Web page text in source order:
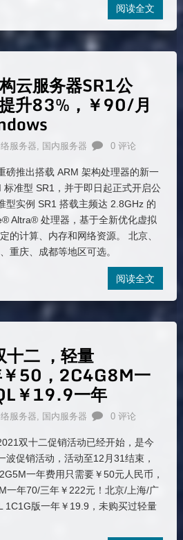
阅读全文
云服务器SR1公
升83%，￥90/月
服务器, 国内服务器 0 评论
磅推出搭载 ARM 架构处理器的新一
标准型 SR1，并于即日起正式开启公
型实例 SR1 搭载主频达 2.8GHz 的
Altra® 处理器，基于全新优化虚拟
的计算、内存和网络资源。 北京、
重庆、成都等地区可选。
阅读全文
二 ，轻量
50，2C4G8M一
￥19.9一年
服务器, 国内服务器 0 评论
双十二促销活动已经开始，是今
波促销活动，活动至12月31结束，
一年费用只需要￥50元人民币，
一年70/三年￥222元！北京/上海/广
1C1G版一年￥19.9，未购买过轻量